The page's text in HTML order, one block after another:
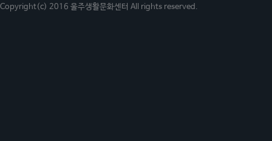
Copyright(c) 2016 울주생활문화센터 All rights reserved.